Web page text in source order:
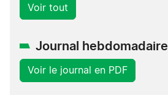
Voir tout
Journal hebdomadaire
Voir le journal en PDF